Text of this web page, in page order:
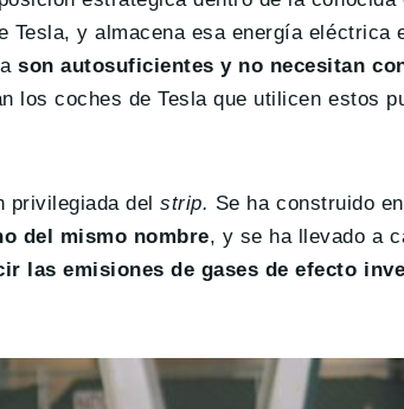
Tesla, y almacena esa energía eléctrica
son autosuficientes y no necesitan
los coches de Tesla que utilicen estos
privilegiada delstrip. Se ha construido
del mismo nombre, y se ha llevado a
las emisiones de gases de efecto